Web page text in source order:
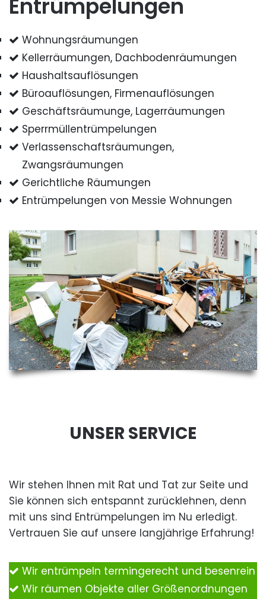
Entrümpelungen
Wohnungsräumungen
Kellerräumungen, Dachbodenräumungen
Haushaltsauflösungen
Büroauflösungen, Firmenauflösungen
Geschäftsräumunge, Lagerräumungen
Sperrmüllentrümpelungen
Verlassenschaftsräumungen,
Zwangsräumungen
Gerichtliche Räumungen
Entrümpelungen von Messie Wohnungen
UNSER SERVICE
Wir stehen Ihnen mit Rat und Tat zur Seite und
Sie können sich entspannt zurücklehnen, denn
mit uns sind Entrümpelungen im Nu erledigt.
Vertrauen Sie auf unsere langjährige Erfahrung!
Wir entrümpeln termingerecht und besenrein
Wir räumen Objekte aller Größenordnungen